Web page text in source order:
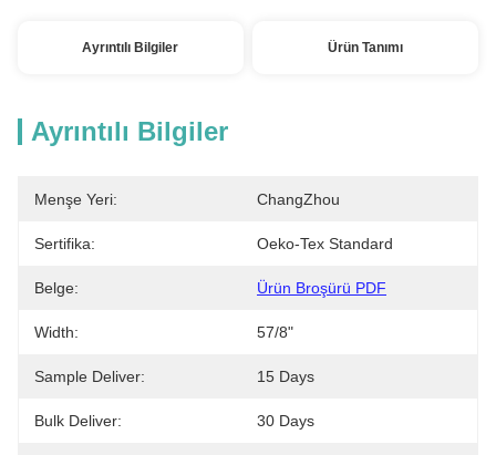
Ayrıntılı Bilgiler Ürün Tanımı
Ayrıntılı Bilgiler
Menşe Yeri: ChangZhou
Sertifika: Oeko-Tex Standard
Belge: Ürün Broşürü PDF
Width: 57/8"
Sample Deliver: 15 Days
Bulk Deliver: 30 Days